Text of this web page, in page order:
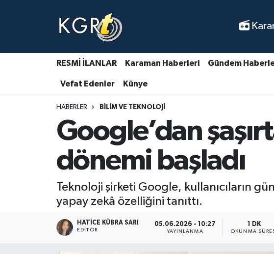
RESMİ İLANLAR Karaman Haberleri Gündem
Vefat Edenler Künye
HABERLER BILIM VE TEKNOLOJI
Google’dan
dönemi başladı
Teknoloji şirketi Google, kullanıcıların
yapay zekâ özelliğini tanıttı.
HATICE KÜBRA SARI
EDITÖR
05.06.2026 - 10:27
YAYINLANMA
1 DK
OKUNMA
Karaman Haberleri
Gündem Haberleri
Güncel Haberler
Asayiş Haberleri
Ulusal Haberler
Vefat Edenler